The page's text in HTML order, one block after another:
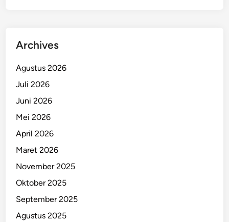
Archives
Agustus 2026
Juli 2026
Juni 2026
Mei 2026
April 2026
Maret 2026
November 2025
Oktober 2025
September 2025
Agustus 2025